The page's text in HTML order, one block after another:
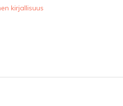
kirjallisuus